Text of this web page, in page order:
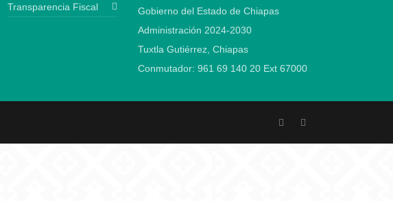
Transparencia Fiscal
Gobierno del Estado de Chiapas
Administración 2024-2030
Tuxtla Gutiérrez, Chiapas
Conmutador: 961 69 140 20 Ext 67000